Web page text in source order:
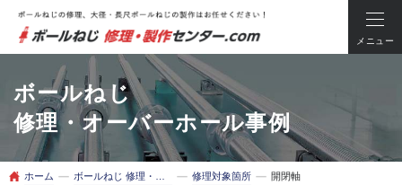
ボールねじ
修理・オーバーホール事例
ホーム ー ー 修理対象箇所 ー 開閉軸
メニュー